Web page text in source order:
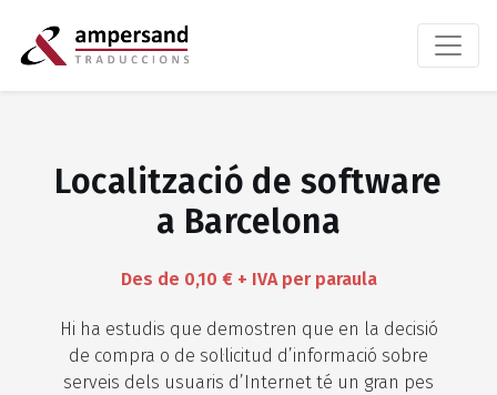
Localització de software
a Barcelona
Des de 0,10 € + IVA per paraula
Hi ha estudis que demostren que en la decisió
de compra o de sol·licitud d’informació sobre
serveis dels usuaris d’Internet té un gran pes